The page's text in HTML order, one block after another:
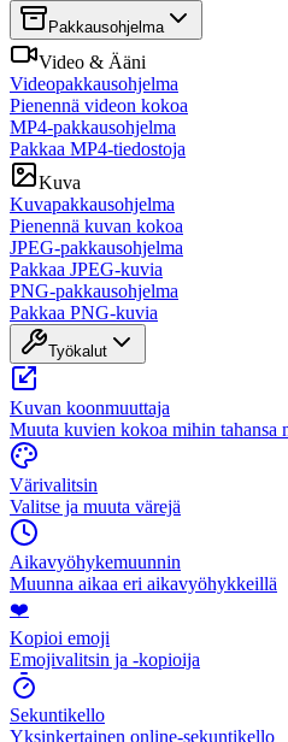
Pakkausohjelma
Video & Ääni
Videopakkausohjelma
Pienennä videon kokoa
MP4-pakkausohjelma
Pakkaa MP4-tiedostoja
Kuva
Kuvapakkausohjelma
Pienennä kuvan kokoa
JPEG-pakkausohjelma
Pakkaa JPEG-kuvia
PNG-pakkausohjelma
Pakkaa PNG-kuvia
Työkalut
Kuvan koonmuuttaja
Muuta kuvien kokoa mihin tahansa
Värivalitsin
Valitse ja muuta värejä
Aikavyöhykemuunnin
Muunna aikaa eri aikavyöhykkeillä
❤️
Kopioi emoji
Emojivalitsin ja -kopioija
Sekuntikello
Yksinkertainen online-sekuntikello